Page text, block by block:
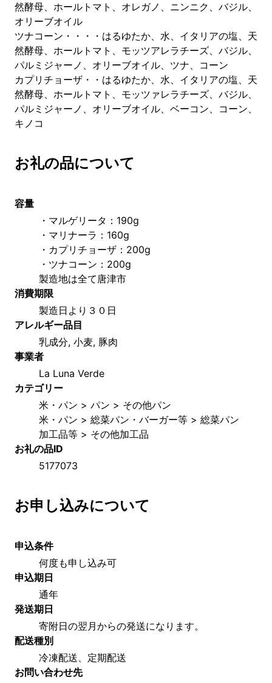
然酵母、ホールトマト、オレガノ、ニンニク、バジル、
オリーブオイル
ツナコーン・・・・はるゆたか、水、イタリアの塩、天
然酵母、ホールトマト、モッツアレラチーズ、バジル、
パルミジャーノ、オリーブオイル、ツナ、コーン
カプリチョーザ・・はるゆたか、水、イタリアの塩、天
然酵母、ホールトマト、モッツァレラチーズ、バジル、
パルミジャーノ、オリーブオイル、ベーコン、コーン、
キノコ
お礼の品について
容量
・マルゲリータ：190g
・マリナーラ：160g
・カプリチョーザ：200g
・ツナコーン：200g
製造地は全て唐津市
消費期限
製造日より３０日
アレルギー品目
乳成分, 小麦, 豚肉
事業者
La Luna Verde
カテゴリー
米・パン > パン > その他パン
米・パン > 総菜パン・バーガー等 > 総菜パン
加工品等 > その他加工品
お礼の品ID
5177073
お申し込みについて
申込条件
何度も申し込み可
申込期日
通年
発送期日
寄附日の翌月からの発送になります。
配送種別
冷凍配送、定期配送
お問い合わせ先